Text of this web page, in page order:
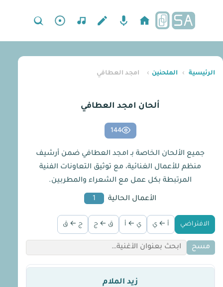
الرئيسية › الملحنين › امجد العطافي
ألحان امجد العطافي
144
جميع الألحان الخاصة بـ امجد العطافي ضمن أرشيف
منظم للأعمال الغنائية، مع توثيق التعاونات الفنية
المرتبطة بكل عمل مع الشعراء والمطربين.
الأعمال الحالية 1
الافتراضي أ ← ي ي ← أ ق ← ج ج ← ق
مسح
زيد الملام